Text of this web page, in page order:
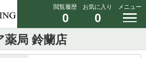
閲覧履歴
0
お気に入り
0
メニュー
薬局 鈴蘭店